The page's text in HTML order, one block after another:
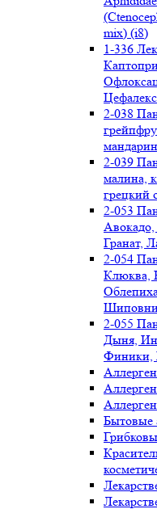
mix) (i8)
1-336
2-038
2-039
малина,
грецкий
2-053
Гранат,
2-054
Клюква,
2-055
Дыня,
Финики,
Бытовые